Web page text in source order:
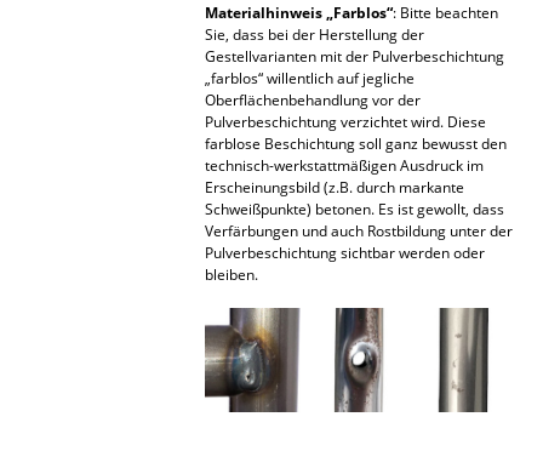
Figuren & Miniaturen
Aufbewahrungsboxen
Materialhinweis „Farblos“: Bitte beachten
Sie, dass bei der Herstellung der
Gestellvarianten mit der Pulverbeschichtung
„farblos“ willentlich auf jegliche
Oberflächenbehandlung vor der
Pulverbeschichtung verzichtet wird. Diese
farblose Beschichtung soll ganz bewusst den
technisch-werkstattmäßigen Ausdruck im
Erscheinungsbild (z.B. durch markante
Schweißpunkte) betonen. Es ist gewollt, dass
Verfärbungen und auch Rostbildung unter der
Pulverbeschichtung sichtbar werden oder
bleiben.